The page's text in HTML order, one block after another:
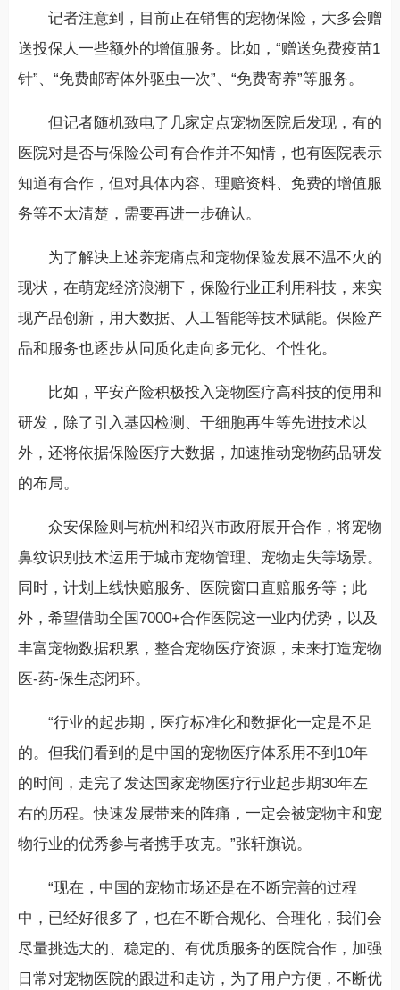
记者注意到，目前正在销售的宠物保险，大多会赠
送投保人一些额外的增值服务。比如，“赠送免费疫苗1
针”、“免费邮寄体外驱虫一次”、“免费寄养”等服务。
但记者随机致电了几家定点宠物医院后发现，有的
医院对是否与保险公司有合作并不知情，也有医院表示
知道有合作，但对具体内容、理赔资料、免费的增值服
务等不太清楚，需要再进一步确认。
为了解决上述养宠痛点和宠物保险发展不温不火的
现状，在萌宠经济浪潮下，保险行业正利用科技，来实
现产品创新，用大数据、人工智能等技术赋能。保险产
品和服务也逐步从同质化走向多元化、个性化。
比如，平安产险积极投入宠物医疗高科技的使用和
研发，除了引入基因检测、干细胞再生等先进技术以
外，还将依据保险医疗大数据，加速推动宠物药品研发
的布局。
众安保险则与杭州和绍兴市政府展开合作，将宠物
鼻纹识别技术运用于城市宠物管理、宠物走失等场景。
同时，计划上线快赔服务、医院窗口直赔服务等；此
外，希望借助全国7000+合作医院这一业内优势，以及
丰富宠物数据积累，整合宠物医疗资源，未来打造宠物
医-药-保生态闭环。
“行业的起步期，医疗标准化和数据化一定是不足
的。但我们看到的是中国的宠物医疗体系用不到10年
的时间，走完了发达国家宠物医疗行业起步期30年左
右的历程。快速发展带来的阵痛，一定会被宠物主和宠
物行业的优秀参与者携手攻克。”张轩旗说。
“现在，中国的宠物市场还是在不断完善的过程
中，已经好很多了，也在不断合规化、合理化，我们会
尽量挑选大的、稳定的、有优质服务的医院合作，加强
日常对宠物医院的跟进和走访，为了用户方便，不断优